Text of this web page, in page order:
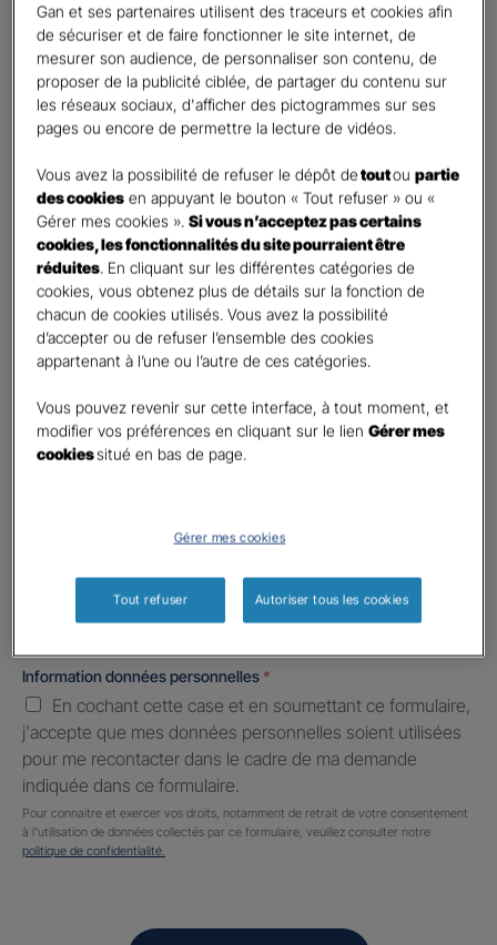
Vos informations :
Etes-vous déjà client Gan assurances ?*
Oui
Non
Civilité
Madame
Monsieur
Contact*
First Last
United
States
E-mail*
Informations complémentaires (facultatif)
Information données personnelles *
En cochant cette case et en soumettant ce formulaire,
j'accepte que mes données personnelles soient utilisées
pour me recontacter dans le cadre de ma demande
indiquée dans ce formulaire.
Pour connaitre et exercer vos droits, notamment de retrait de votre consentement
à l'utilisation de données collectés par ce formulaire, veuillez consulter notre
politique de confidentialité.
Gan et ses partenaires utilisent des traceurs et cookies afin
de sécuriser et de faire fonctionner le site internet, de
mesurer son audience, de personnaliser son contenu, de
proposer de la publicité ciblée, de partager du contenu sur
les réseaux sociaux, d'afficher des pictogrammes sur ses
pages ou encore de permettre la lecture de vidéos.
Vous avez la possibilité de refuser le dépôt detoutoupartie
des cookies en appuyant le bouton « Tout refuser » ou «
Gérer mes cookies ».Si vous n’acceptez pas certains
cookies, les fonctionnalités du site pourraient être
réduites . En cliquant sur les différentes catégories de
cookies, vous obtenez plus de détails sur la fonction de
chacun de cookies utilisés. Vous avez la possibilité
d’accepter ou de refuser l’ensemble des cookies
appartenant à l’une ou l’autre de ces catégories.
Vous pouvez revenir sur cette interface, à tout moment, et
modifier vos préférences en cliquant sur le lienGérer mes
cookiessitué en bas de page.
Gérer mes cookies
Tout refuser Autoriser tous les cookies